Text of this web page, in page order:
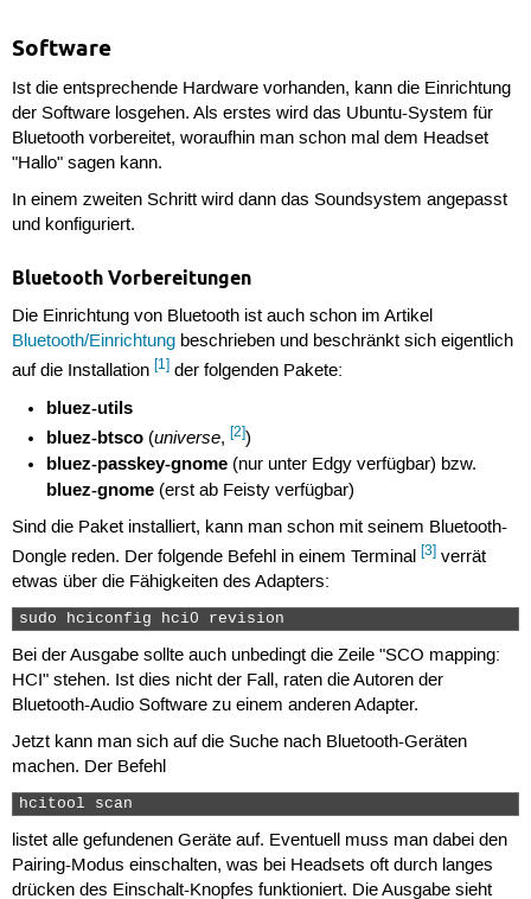
Software
Ist die entsprechende Hardware vorhanden, kann die Einrichtung
der Software losgehen. Als erstes wird das Ubuntu-System für
Bluetooth vorbereitet, woraufhin man schon mal dem Headset
"Hallo" sagen kann.
In einem zweiten Schritt wird dann das Soundsystem angepasst
und konfiguriert.
Bluetooth Vorbereitungen
Die Einrichtung von Bluetooth ist auch schon im Artikel
Bluetooth/Einrichtungbeschrieben und beschränkt sich eigentlich
auf die Installation [1]der folgenden Pakete:
bluez-utils
bluez-btsco (universe,[2])
bluez-passkey-gnome (nur unter Edgy verfügbar) bzw.
bluez-gnome (erst ab Feisty verfügbar)
Sind die Paket installiert, kann man schon mit seinem Bluetooth-
Dongle reden. Der folgende Befehl in einem Terminal [3]verrät
etwas über die Fähigkeiten des Adapters:
sudo hciconfig hci0 revision
Bei der Ausgabe sollte auch unbedingt die Zeile "SCO mapping:
HCI" stehen. Ist dies nicht der Fall, raten die Autoren der
Bluetooth-Audio Software zu einem anderen Adapter.
Jetzt kann man sich auf die Suche nach Bluetooth-Geräten
machen. Der Befehl
hcitool scan
listet alle gefundenen Geräte auf. Eventuell muss man dabei den
Pairing-Modus einschalten, was bei Headsets oft durch langes
drücken des Einschalt-Knopfes funktioniert. Die Ausgabe sieht